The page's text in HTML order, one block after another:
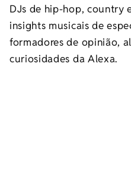
DJs de hip-hop, country
insights musicais de
formadores de opinião,
curiosidades da Alexa.